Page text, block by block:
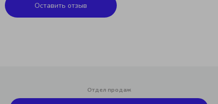
Оставить отзыв
Отдел продаж